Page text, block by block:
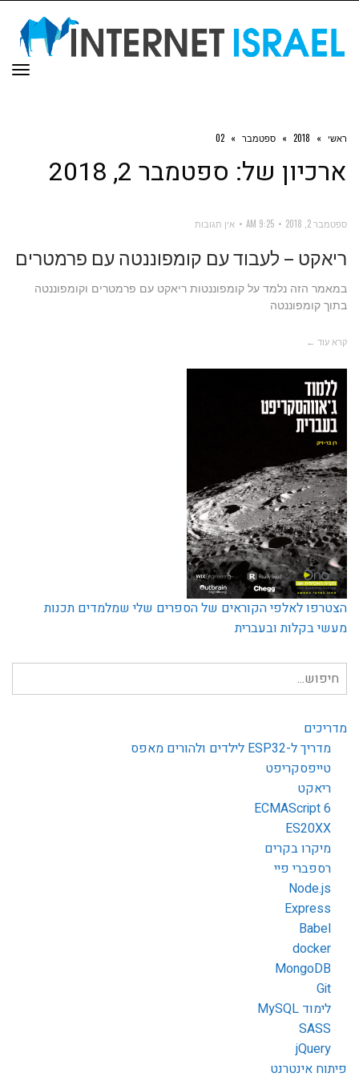
ראשי »
2018
» ספטמבר »
02
ארכיון של: ספטמבר 2, 2018
ספטמבר 2, 2018 9:25 AM אין תגובות
ריאקט – לעבוד עם קומפוננטה עם פרמטרים
במאמר הזה נלמד על קומפוננטות ריאקט עם פרמטרים וקומפוננטה
בתוך קומפוננטה
קרא עוד ←
הצטרפו לאלפי הקוראים של הספרים שלי שמלמדים תכנות
מעשי בקלות ובעברית
חיפוש
עבור:
מדריכים
מדריך ל-ESP32 לילדים ולהורים מאפס
טייפסקריפט
ריאקט
ECMAScript 6
ES20XX
מיקרו בקרים
רספברי פיי
Node.js
Express
Babel
docker
MongoDB
Git
לימוד MySQL
SASS
jQuery
פיתוח אינטרנט